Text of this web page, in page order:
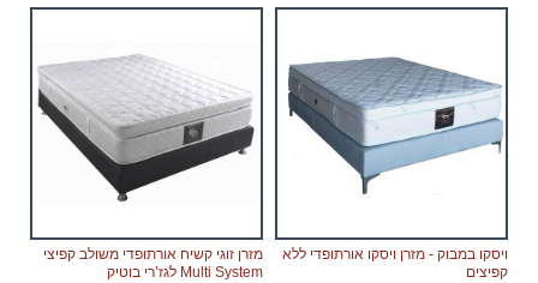
הסחורה הראשונה לבית הלקוח.
ויסקו במבוק - מזרן ויסקו אורתופדי ללא
קפיצים
מזרן זוגי קשיח אורתופדי משולב קפיצי
Multi System לגז’רי בוטיק